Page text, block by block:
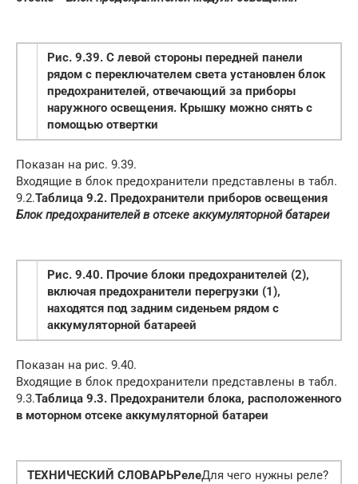
Рис. 9.39. С левой стороны передней панели
рядом с переключателем света установлен блок
предохранителей, отвечающий за приборы
наружного освещения. Крышку можно снять с
помощью отвертки
Показан на рис. 9.39.
Входящие в блок предохранители представлены в табл.
9.2.Таблица 9.2. Предохранители приборов освещения
Блок предохранителей в отсеке аккумуляторной батареи
Рис. 9.40. Прочие блоки предохранителей (2),
включая предохранители перегрузки (1),
находятся под задним сиденьем рядом с
аккумуляторной батареей
Показан на рис. 9.40.
Входящие в блок предохранители представлены в табл.
9.3.Таблица 9.3. Предохранители блока, расположенного
в моторном отсеке аккумуляторной батареи
ТЕХНИЧЕСКИЙ СЛОВАРЬРелеДля чего нужны реле?